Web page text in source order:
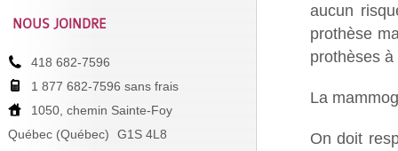
aucun
prothèse
prothèses
La
On doit
NOUS JOINDRE
418 682-7596
1 877 682-7596 sans frais
1050, chemin Sainte-Foy
Québec (Québec)
G1S 4L8